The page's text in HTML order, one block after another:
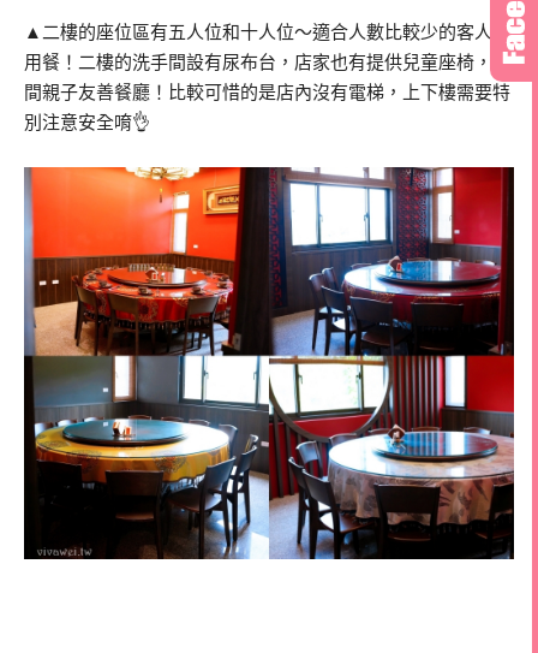
▲二樓的座位區有五人位和十人位～適合人數比較少的客人來
用餐！二樓的洗手間設有尿布台，店家也有提供兒童座椅，是
間親子友善餐廳！比較可惜的是店內沒有電梯，上下樓需要特
別注意安全唷👌